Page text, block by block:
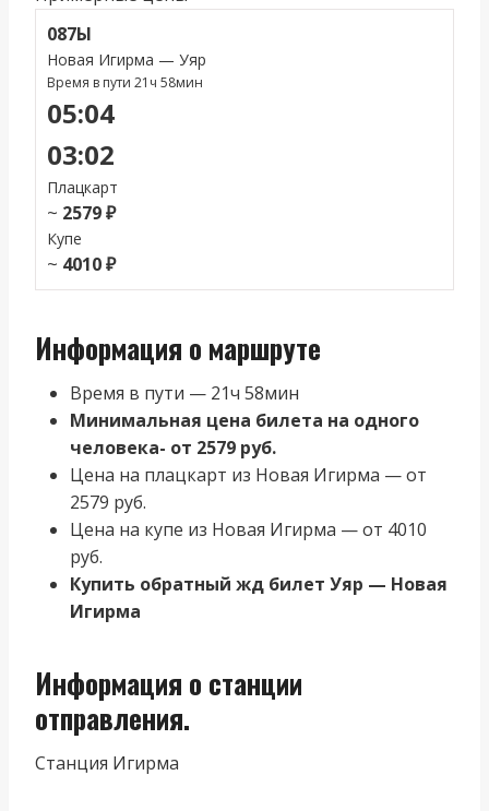
087Ы
Новая Игирма — Уяр
Время в пути 21ч 58мин
05:04
03:02
Плацкарт
~ 2579 ₽
Купе
~ 4010 ₽
Информация о маршруте
Время в пути — 21ч 58мин
Минимальная цена билета на одного
человека- от 2579 руб.
Цена на плацкарт из Новая Игирма — от
2579 руб.
Цена на купе из Новая Игирма — от 4010
руб.
Купить обратный жд билет Уяр — Новая
Игирма
Информация о станции
отправления.
Станция Игирма